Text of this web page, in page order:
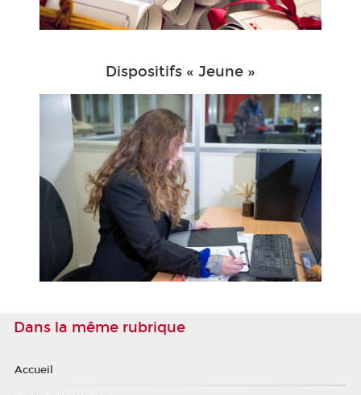
Dispositifs « Jeune »
Dans la même rubrique
Accueil